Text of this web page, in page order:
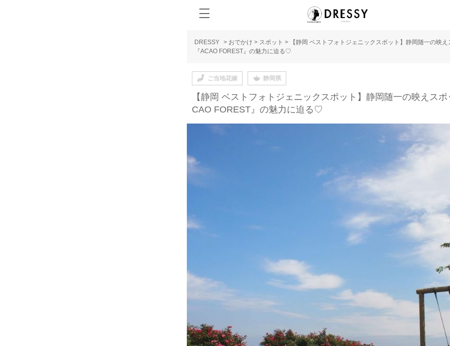
DRESSY > おでかけ > スポット >
【静岡 ベストフォトジェニックスポット】静岡随一の映え
『ACAO FOREST』の魅力に迫る♡
ご当地花嫁 静岡県
【静岡 ベストフォトジェニックスポット】静岡随一の映えス
CAO FOREST』の魅力に迫る♡